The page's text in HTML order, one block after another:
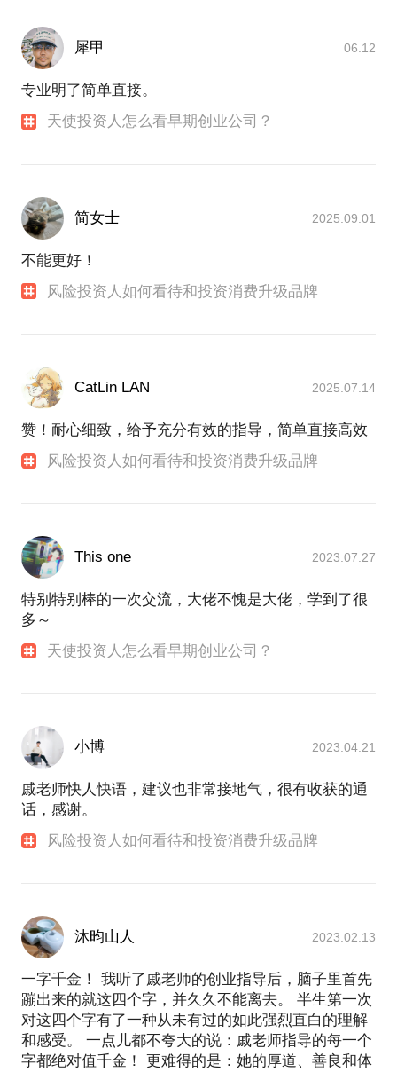
犀甲 06.12
专业明了简单直接。
天使投资人怎么看早期创业公司？
简女士 2025.09.01
不能更好！
风险投资人如何看待和投资消费升级品牌
CatLin LAN 2025.07.14
赞！耐心细致，给予充分有效的指导，简单直接高效
风险投资人如何看待和投资消费升级品牌
This one 2023.07.27
特别特别棒的一次交流，大佬不愧是大佬，学到了很
多～
天使投资人怎么看早期创业公司？
小博 2023.04.21
戚老师快人快语，建议也非常接地气，很有收获的通
话，感谢。
风险投资人如何看待和投资消费升级品牌
沐昀山人 2023.02.13
一字千金！ 我听了戚老师的创业指导后，脑子里首先
蹦出来的就这四个字，并久久不能离去。 半生第一次
对这四个字有了一种从未有过的如此强烈直白的理解
和感受。 一点儿都不夸大的说：戚老师指导的每一个
字都绝对值千金！ 更难得的是：她的厚道、善良和体